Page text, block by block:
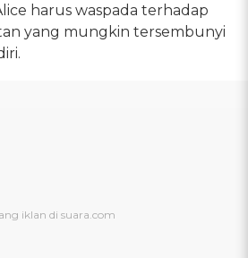
harus waspada terhadap
yang mungkin tersembunyi